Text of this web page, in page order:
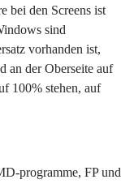
bei den Screens ist
sind
vorhanden ist,
an der Oberseite auf
100% stehen, auf
programme, FP und